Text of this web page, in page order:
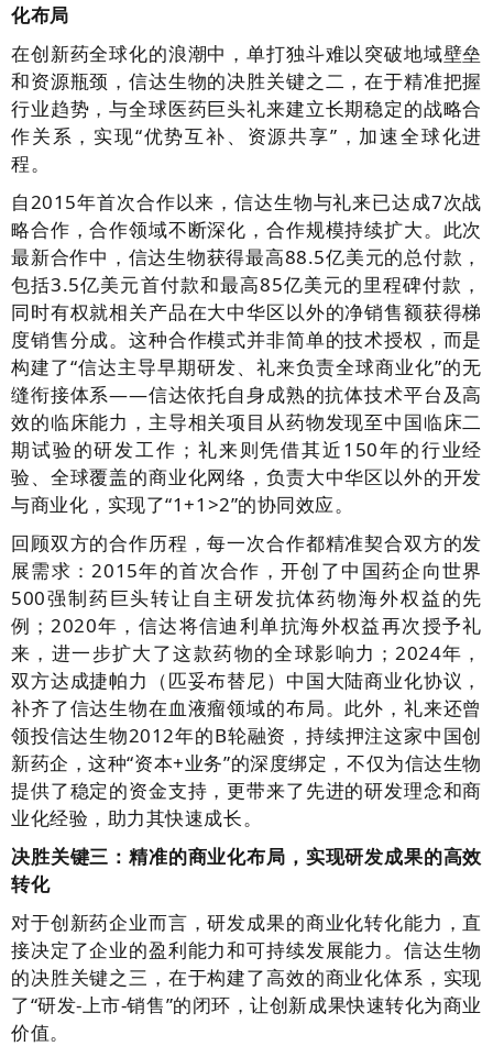
化布局
在创新药全球化的浪潮中，单打独斗难以突破地域壁垒
和资源瓶颈，信达生物的决胜关键之二，在于精准把握
行业趋势，与全球医药巨头礼来建立长期稳定的战略合
作关系，实现“优势互补、资源共享”，加速全球化进
程。
自2015年首次合作以来，信达生物与礼来已达成7次战
略合作，合作领域不断深化，合作规模持续扩大。此次
最新合作中，信达生物获得最高88.5亿美元的总付款，
包括3.5亿美元首付款和最高85亿美元的里程碑付款，
同时有权就相关产品在大中华区以外的净销售额获得梯
度销售分成。这种合作模式并非简单的技术授权，而是
构建了“信达主导早期研发、礼来负责全球商业化”的无
缝衔接体系——信达依托自身成熟的抗体技术平台及高
效的临床能力，主导相关项目从药物发现至中国临床二
期试验的研发工作；礼来则凭借其近150年的行业经
验、全球覆盖的商业化网络，负责大中华区以外的开发
与商业化，实现了“1+1>2”的协同效应。
回顾双方的合作历程，每一次合作都精准契合双方的发
展需求：2015年的首次合作，开创了中国药企向世界
500强制药巨头转让自主研发抗体药物海外权益的先
例；2020年，信达将信迪利单抗海外权益再次授予礼
来，进一步扩大了这款药物的全球影响力；2024年，
双方达成捷帕力（匹妥布替尼）中国大陆商业化协议，
补齐了信达生物在血液瘤领域的布局。此外，礼来还曾
领投信达生物2012年的B轮融资，持续押注这家中国创
新药企，这种“资本+业务”的深度绑定，不仅为信达生物
提供了稳定的资金支持，更带来了先进的研发理念和商
业化经验，助力其快速成长。
决胜关键三：精准的商业化布局，实现研发成果的高效
转化
对于创新药企业而言，研发成果的商业化转化能力，直
接决定了企业的盈利能力和可持续发展能力。信达生物
的决胜关键之三，在于构建了高效的商业化体系，实现
了“研发-上市-销售”的闭环，让创新成果快速转化为商业
价值。